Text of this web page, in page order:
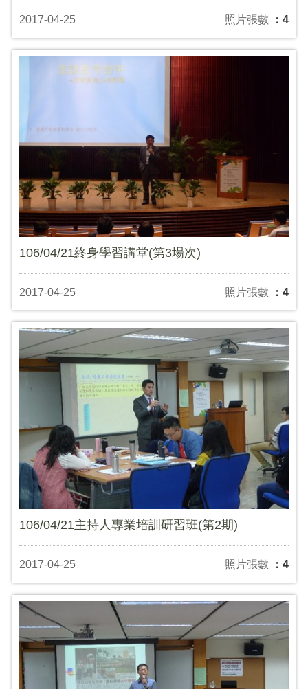
2017-04-25 照片張數 ：4
106/04/21終身學習講堂(第3場次)
2017-04-25 照片張數 ：4
106/04/21主持人專業培訓研習班(第2期)
2017-04-25 照片張數 ：4